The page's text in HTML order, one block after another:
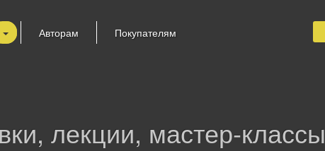
Авторам Покупателям
лекции, мастер-классы